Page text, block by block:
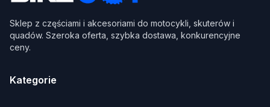
Sklep z częściami i akcesoriami do motocykli, skuterów i
quadów. Szeroka oferta, szybka dostawa, konkurencyjne
ceny.
Kategorie